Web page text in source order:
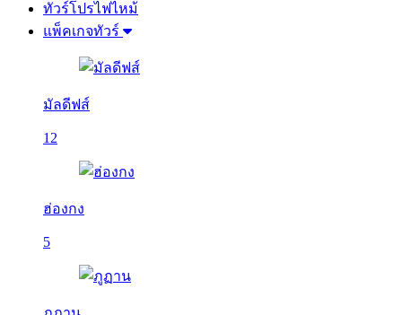
ทัวร์โปรไฟไหม้
แพ็คเกจทัวร์
มัลดีฟส์
12
ฮ่องกง
5